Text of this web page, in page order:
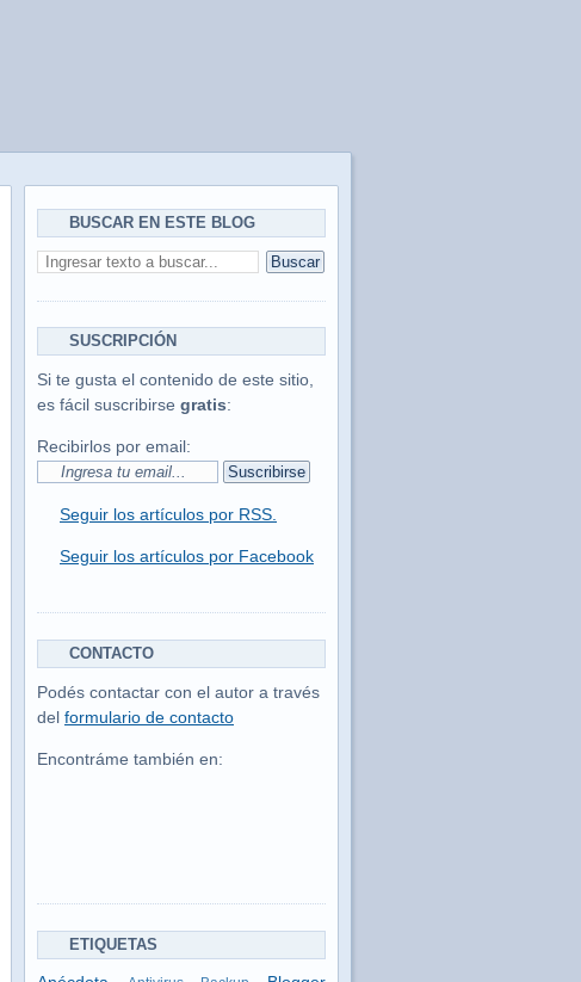
BUSCAR EN ESTE BLOG
SUSCRIPCIÓN
Si te gusta el contenido de este sitio,
es fácil suscribirse gratis:
Recibirlos por email:
Seguir los artículos por RSS.
Seguir los artículos por Facebook
CONTACTO
Podés contactar con el autor a través
del formulario de contacto
Encontráme también en:
ETIQUETAS